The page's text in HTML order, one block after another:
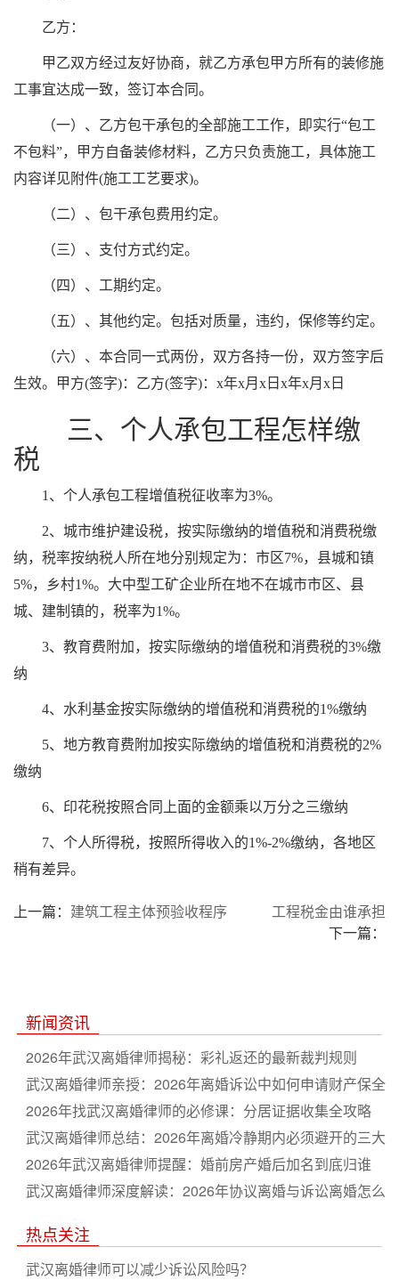
乙方：
甲乙双方经过友好协商，就乙方承包甲方所有的装修施
工事宜达成一致，签订本合同。
（一）、乙方包干承包的全部施工工作，即实行“包工
不包料”，甲方自备装修材料，乙方只负责施工，具体施工
内容详见附件(施工工艺要求)。
（二）、包干承包费用约定。
（三）、支付方式约定。
（四）、工期约定。
（五）、其他约定。包括对质量，违约，保修等约定。
（六）、本合同一式两份，双方各持一份，双方签字后
生效。甲方(签字)：乙方(签字)：x年x月x日x年x月x日
三、个人承包工程怎样缴
税
1、个人承包工程增值税征收率为3%。
2、城市维护建设税，按实际缴纳的增值税和消费税缴
纳，税率按纳税人所在地分别规定为：市区7%，县城和镇
5%，乡村1%。大中型工矿企业所在地不在城市市区、县
城、建制镇的，税率为1%。
3、教育费附加，按实际缴纳的增值税和消费税的3%缴
纳
4、水利基金按实际缴纳的增值税和消费税的1%缴纳
5、地方教育费附加按实际缴纳的增值税和消费税的2%
缴纳
6、印花税按照合同上面的金额乘以万分之三缴纳
7、个人所得税，按照所得收入的1%-2%缴纳，各地区
稍有差异。
上一篇： 建筑工程主体预验收程序
工程税金由谁承担
下一篇：
新闻资讯
2026年武汉离婚律师揭秘：彩礼返还的最新裁判规则
武汉离婚律师亲授：2026年离婚诉讼中如何申请财产保全
2026年找武汉离婚律师的必修课：分居证据收集全攻略
武汉离婚律师总结：2026年离婚冷静期内必须避开的三大
坑
2026年武汉离婚律师提醒：婚前房产婚后加名到底归谁
武汉离婚律师深度解读：2026年协议离婚与诉讼离婚怎么
热点关注
武汉离婚律师可以减少诉讼风险吗？